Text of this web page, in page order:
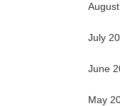
July
June
May